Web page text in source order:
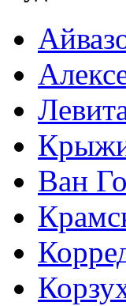
Ван